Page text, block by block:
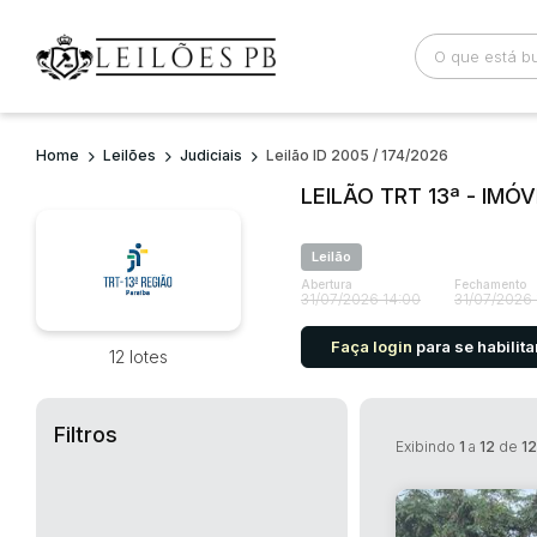
Busca por palavra-chave Categoria
Home Leilões Judiciais Leilão ID 2005 / 174/2026
12 lotes
LEILÃO TRT 13ª -
Leilão
Abertura
31/07/2026 14:00
Fechamento
31/07/2026
Faça login para se
Filtros Exibindo 1 a 12 de 12